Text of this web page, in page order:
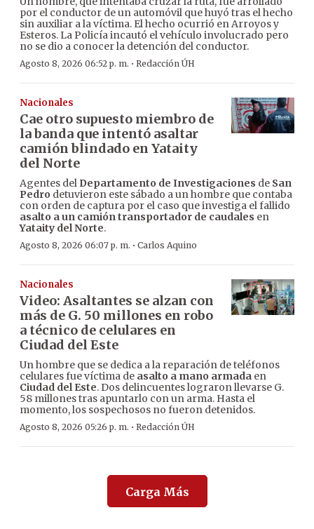
por el conductor de un automóvil que huyó tras el hecho
sin auxiliar a la víctima. El hecho ocurrió en Arroyos y
Esteros. La Policía incautó el vehículo involucrado pero
no se dio a conocer la detención del conductor.
Agosto 8, 2026 06:52 p. m. · Redacción ÚH
Nacionales
Cae otro supuesto miembro de
la banda que intentó asaltar
camión blindado en Yataity
del Norte
Agentes del Departamento de Investigaciones de San
Pedro detuvieron este sábado a un hombre que contaba
con orden de captura por el caso que investiga el fallido
asalto a un camión transportador de caudales en
Yataity del Norte.
Agosto 8, 2026 06:07 p. m. · Carlos Aquino
Nacionales
Video: Asaltantes se alzan con
más de G. 50 millones en robo
a técnico de celulares en
Ciudad del Este
Un hombre que se dedica a la reparación de teléfonos
celulares fue víctima de asalto a mano armada en
Ciudad del Este. Dos delincuentes lograron llevarse G.
58 millones tras apuntarlo con un arma. Hasta el
momento, los sospechosos no fueron detenidos.
Agosto 8, 2026 05:26 p. m. · Redacción ÚH
Carga Más